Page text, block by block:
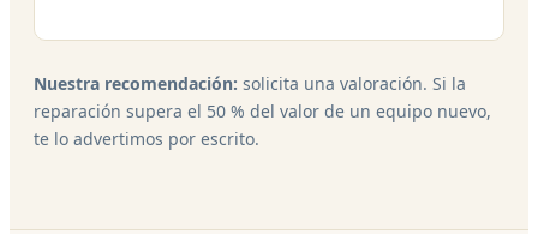
Nuestra recomendación: solicita una valoración. Si la
reparación supera el 50 % del valor de un equipo nuevo,
te lo advertimos por escrito.